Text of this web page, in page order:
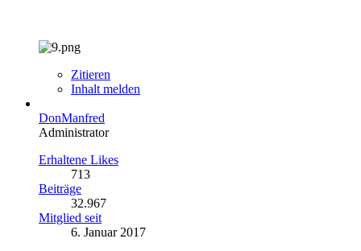
Zitieren
Inhalt melden
DonManfred
Administrator
Erhaltene Likes
713
Beiträge
32.967
Mitglied seit
6. Januar 2017